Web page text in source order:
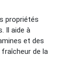
propriétés
Il aide à
et des
de la